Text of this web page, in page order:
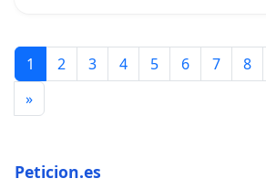
1 2 3 4 5 6 7 8
»
Peticion.es